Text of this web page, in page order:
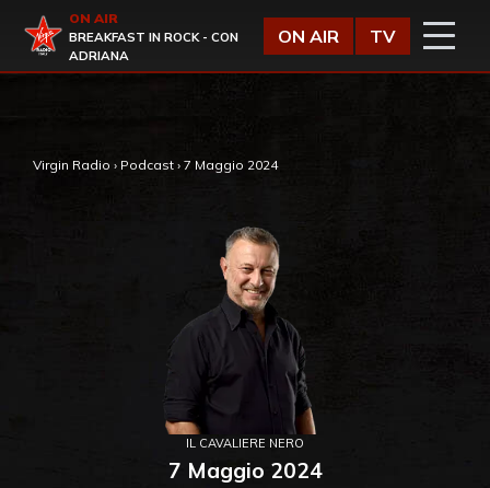
Virgin Radio
ON AIR
BREAKFAST IN ROCK - CON
ADRIANA
ON AIR TV
Virgin Radio › Podcast › 7 Maggio 2024
IL CAVALIERE NERO
7 Maggio 2024